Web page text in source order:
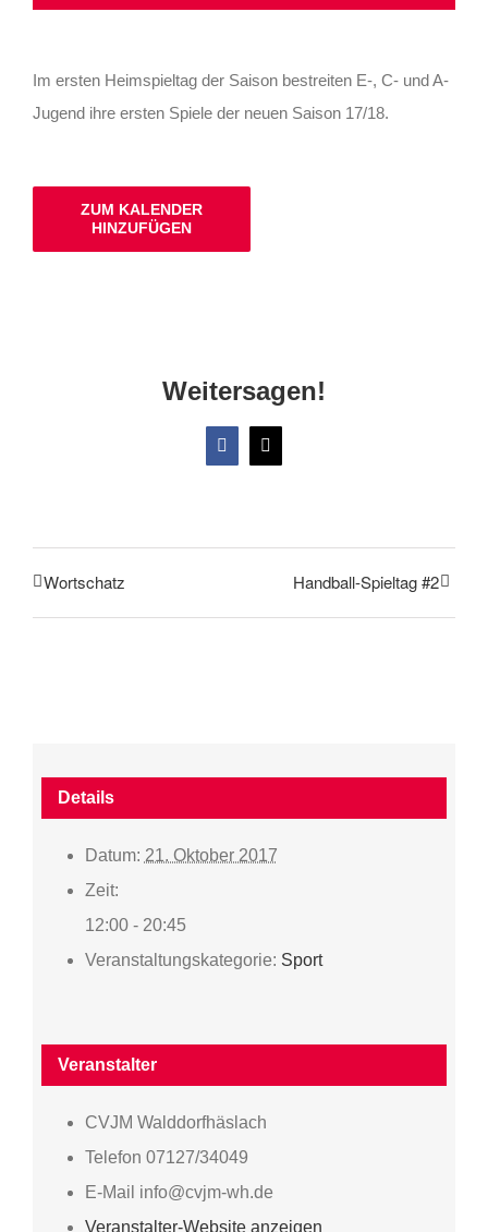
Im ersten Heimspieltag der Saison bestreiten E-, C- und A-
Jugend ihre ersten Spiele der neuen Saison 17/18.
ZUM KALENDER
HINZUFÜGEN
Weitersagen!
Facebook
X
Wortschatz Handball-Spieltag #2
Details
Datum: 21. Oktober 2017
Zeit:
12:00 - 20:45
Veranstaltungskategorie: Sport
Veranstalter
CVJM Walddorfhäslach
Telefon 07127/34049
E-Mail info@cvjm-wh.de
Veranstalter-Website anzeigen